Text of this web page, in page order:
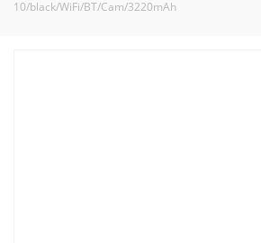
10/black/WiFi/BT/Cam/3220mAh